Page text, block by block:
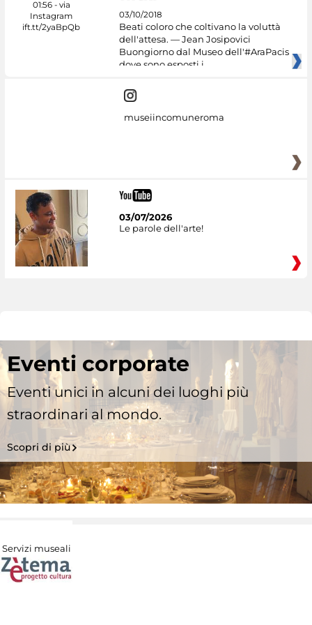
03/10/2018
Beati coloro che coltivano la voluttà
dell'attesa. — Jean Josipovici
Buongiorno dal Museo dell'#AraPacis
dove sono esposti i
museiincomuneroma
03/07/2026
Le parole dell'arte!
Eventi corporate
Eventi unici in alcuni dei luoghi più
straordinari al mondo.
Scopri di più
Servizi museali